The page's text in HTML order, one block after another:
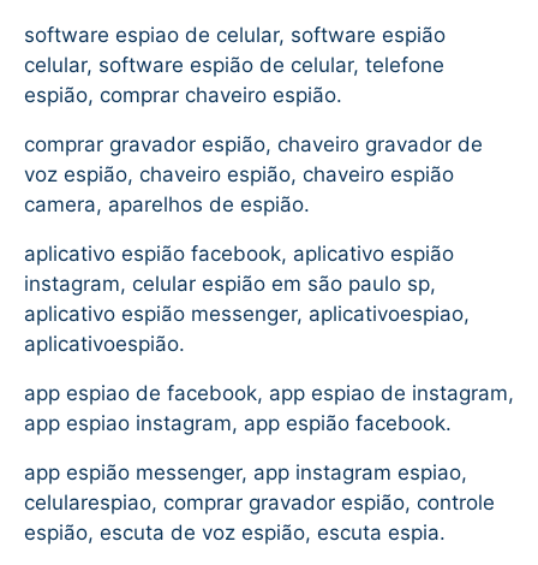
software espiao de celular, software espião
celular, software espião de celular, telefone
espião, comprar chaveiro espião.
comprar gravador espião, chaveiro gravador de
voz espião, chaveiro espião, chaveiro espião
camera, aparelhos de espião.
aplicativo espião facebook, aplicativo espião
instagram, celular espião em são paulo sp,
aplicativo espião messenger, aplicativoespiao,
aplicativoespião.
app espiao de facebook, app espiao de instagram,
app espiao instagram, app espião facebook.
app espião messenger, app instagram espiao,
celularespiao, comprar gravador espião, controle
espião, escuta de voz espião, escuta espia.